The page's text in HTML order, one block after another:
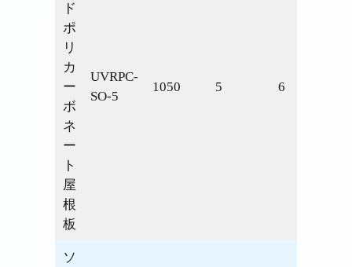
ド
ポ
リ
カ
ー
ボ
ネ
ー
ト
屋
根
板
UVRPC-
SO-5
1050 5 6
ソ